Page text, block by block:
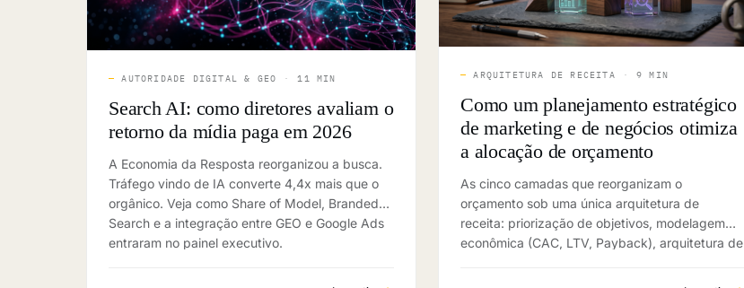
—AUTORIDADE DIGITAL & GEO · 11 MIN
Search AI: como diretores avaliam o
retorno da mídia paga em 2026
A Economia da Resposta reorganizou a busca.
Tráfego vindo de IA converte 4,4x mais que o
orgânico. Veja como Share of Model, Branded
Search e a integração entre GEO e Google Ads
entraram no painel executivo.
—ARQUITETURA DE RECEITA · 9 MIN
Como um planejamento estratégico
de marketing e de negócios otimiza
a alocação de orçamento
As cinco camadas que reorganizam o
orçamento sob uma única arquitetura de
receita: priorização de objetivos, modelagem
econômica (CAC, LTV, Payback), arquitetura de